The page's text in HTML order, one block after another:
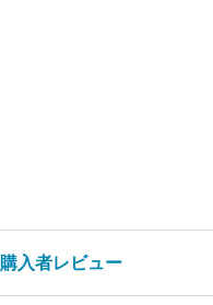
購入者レビュー